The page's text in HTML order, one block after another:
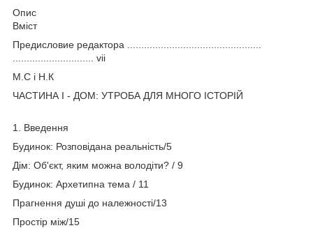
Опис
Вміст
Предисловие редактора ................................................
............................. vii
М.С і Н.К
ЧАСТИНА I - ДОМ: УТРОБА ДЛЯ МНОГО ІСТОРІЙ
1. Введення
Будинок: Розповідана реальність/5
Дім: Об'єкт, яким можна володіти? / 9
Будинок: Архетипна тема / 11
Прагнення душі до належності/13
Простір між/15